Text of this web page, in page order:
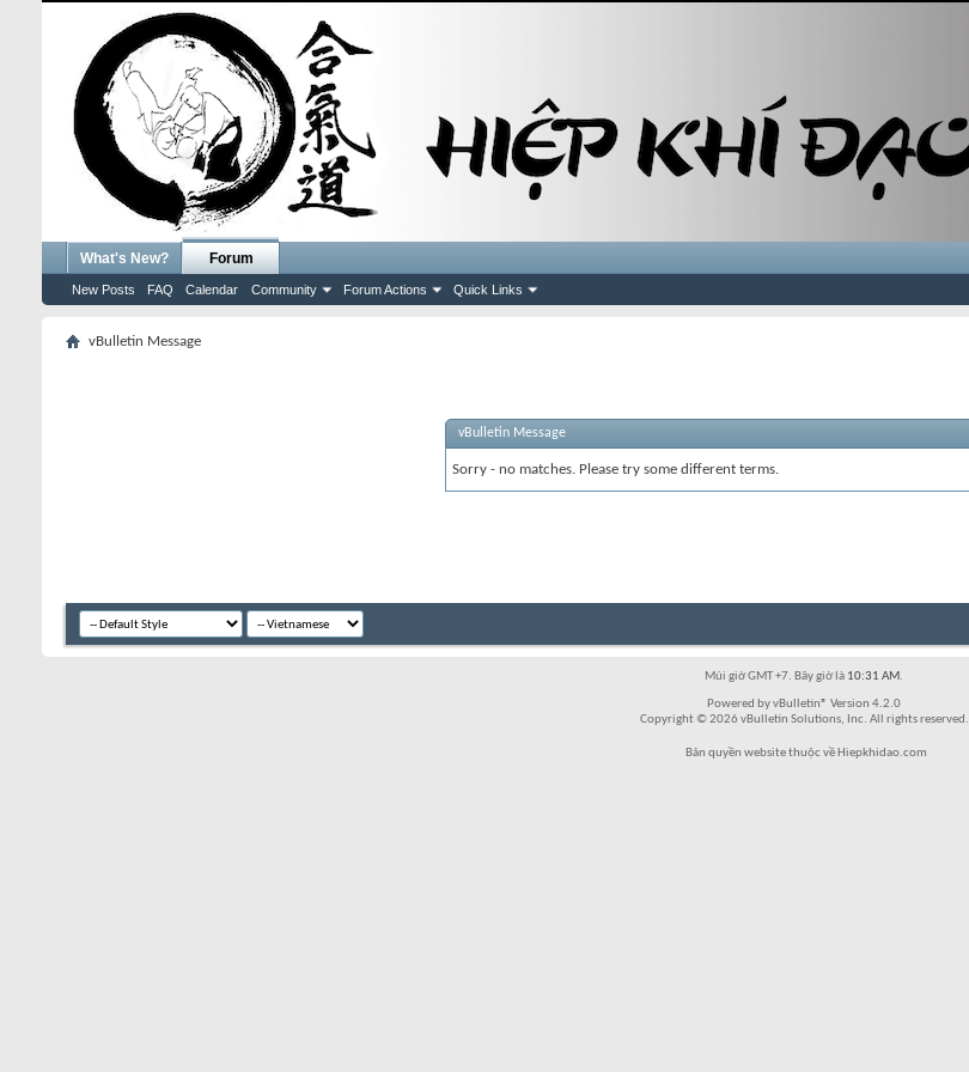
What's New? Forum
New Posts FAQ Calendar Community Forum Actions Quick Links
vBulletin Message
vBulletin Message
Sorry - no matches. Please try some different terms.
Múi giờ GMT +7. Bây giờ là 10:31 AM.
Powered by vBulletin® Version 4.2.0
Copyright © 2026 vBulletin Solutions, Inc. All rights reserved.
Bản quyền website thuộc về Hiepkhidao.com